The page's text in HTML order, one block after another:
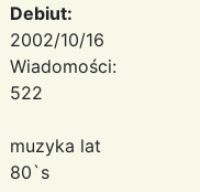
Debiut:
2002/10/16
Wiadomości:
522
muzyka lat
80`s